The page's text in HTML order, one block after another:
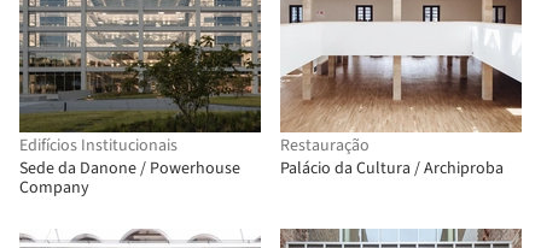
Edifícios Institucionais
Sede da Danone / Powerhouse
Company
Restauração
Palácio da Cultura / Archiproba